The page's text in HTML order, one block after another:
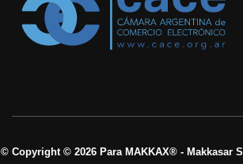
© Copyright © 2026 Para MAKKAX® - Makkasar